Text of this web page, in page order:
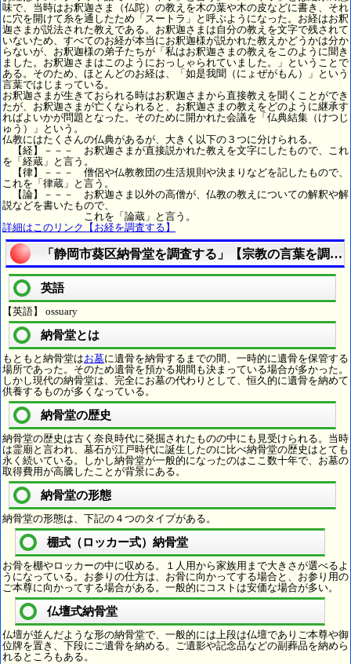
味で、当時はお釈迦さま（仏陀）の教えを木の葉や木の皮などに書き、それ
に穴を開けて糸を通したため「スートラ」と呼ぶようになった。お経はお釈
迦さまが説法された教えである。お釈迦さまは自分の教えを文字で残されて
いないため、すべてのお経が本当にお釈迦様が説かれた教えかどうかは分か
らないが、お釈迦様の弟子たちが「私はお釈迦さまの教えをこのように聞き
ました。お釈迦さまはこのようにおっしゃられていました。」ということで
ある。そのため、ほとんどのお経は、「如是我聞（にょぜがもん）」という
言葉ではじまっている。
お釈迦さまが生きておられる時はお釈迦さまから直接教えを聞くことができ
たが、お釈迦さまが亡くなられると、お釈迦さまの教えをどのように継承す
ればよいかが問題となった。そのために開かれた会議を「仏典結集（けつじ
ゅう）」という。
仏教にはたくさんの仏典があるが、大きく以下の３つに分けられる。
【経】－－－ お釈迦さまが直接説かれた教えを文字にしたもので、これ
を「経蔵」と言う。
【律】－－－ 僧侶や仏教教団の生活規則や決まりなどを記したもので、
これを「律蔵」と言う。
【論】－－－ お釈迦さま以外の高僧が、仏教の教えについての解釈や解
説などを書いたもので、
これを「論蔵」と言う。
詳細はこのリンク【お経を調査する】
「静岡市葵区納骨堂を調査する」【宗教の言葉を調べ
英語
【英語】 ossuary
納骨堂とは
もともと納骨堂はお墓に遺骨を納骨するまでの間、一時的に遺骨を保管する
場所であった。そのため遺骨を預かる期間も決まっている場合が多かった。
しかし現代の納骨堂は、完全にお墓の代わりとして、恒久的に遺骨を納めて
供養するものが多くなっている。
納骨堂の歴史
納骨堂の歴史は古く奈良時代に発掘されたものの中にも見受けられる。当時
は霊廟と言われ、墓石が江戸時代に誕生したのに比べ納骨堂の歴史はとても
永く続いている。しかし納骨堂が一般的になったのはここ数十年で、お墓の
取得費用が高騰したことが背景にある。
納骨堂の形態
納骨堂の形態は、下記の４つのタイプがある。
棚式（ロッカー式）納骨堂
お骨を棚やロッカーの中に収める。１人用から家族用まで大きさが選べるよ
うになっている。お参りの仕方は、お骨に向かってする場合と、お参り用の
ご本尊に向かってする場合がある。一般的にコストは安価な場合が多い。
仏壇式納骨堂
仏壇が並んだような形の納骨堂で、一般的には上段は仏壇でありご本尊や御
位牌を置き、下段にご遺骨を納める。ご遺影や記念品などの副葬品を納めら
れるところもある。